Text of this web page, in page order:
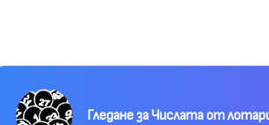
Гледане за Числата от